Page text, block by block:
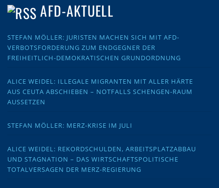
AFD-AKTUELL
STEFAN MÖLLER: JURISTEN MACHEN SICH MIT AFD-
VERBOTSFORDERUNG ZUM ENDGEGNER DER
FREIHEITLICH-DEMOKRATISCHEN GRUNDORDNUNG
ALICE WEIDEL: ILLEGALE MIGRANTEN MIT ALLER HÄRTE
AUS CEUTA ABSCHIEBEN – NOTFALLS SCHENGEN-RAUM
AUSSETZEN
STEFAN MÖLLER: MERZ-KRISE IM JULI
ALICE WEIDEL: REKORDSCHULDEN, ARBEITSPLATZABBAU
UND STAGNATION – DAS WIRTSCHAFTSPOLITISCHE
TOTALVERSAGEN DER MERZ-REGIERUNG